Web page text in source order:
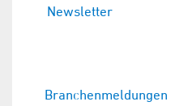
Newsletter
Branchenmeldungen